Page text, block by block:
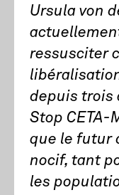
Ursula von
ressusciter
depuis trois
Stop CETA-
que le futur
nocif, tant
les